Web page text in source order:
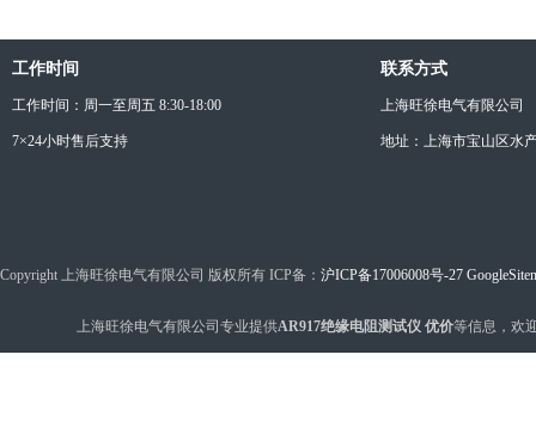
工作时间
工作时间：周一至周五 8:30-18:00
7×24小时售后支持
联系方式
上海旺徐电气有限公司
地址：上海市宝山区水
Copyright 上海旺徐电气有限公司 版权所有 ICP备： 沪ICP备17006008号-27
上海旺徐电气有限公司专业提供AR917绝缘电阻测试仪 优价等信息，欢